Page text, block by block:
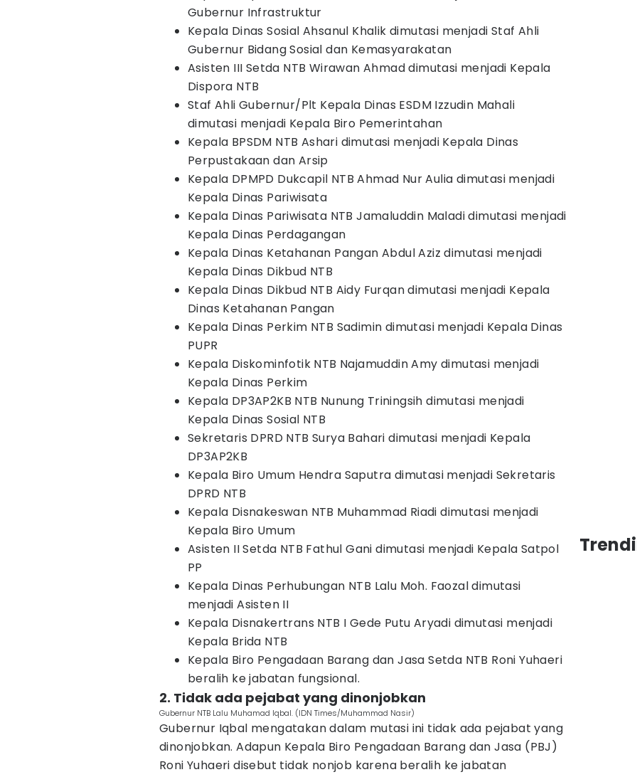
Gubernur Infrastruktur
Kepala Dinas Sosial Ahsanul Khalik dimutasi menjadi Staf Ahli
Gubernur Bidang Sosial dan Kemasyarakatan
Asisten III Setda NTB Wirawan Ahmad dimutasi menjadi Kepala
Dispora NTB
Staf Ahli Gubernur/Plt Kepala Dinas ESDM Izzudin Mahali
dimutasi menjadi Kepala Biro Pemerintahan
Kepala BPSDM NTB Ashari dimutasi menjadi Kepala Dinas
Perpustakaan dan Arsip
Kepala DPMPD Dukcapil NTB Ahmad Nur Aulia dimutasi menjadi
Kepala Dinas Pariwisata
Kepala Dinas Pariwisata NTB Jamaluddin Maladi dimutasi menjadi
Kepala Dinas Perdagangan
Kepala Dinas Ketahanan Pangan Abdul Aziz dimutasi menjadi
Kepala Dinas Dikbud NTB
Kepala Dinas Dikbud NTB Aidy Furqan dimutasi menjadi Kepala
Dinas Ketahanan Pangan
Kepala Dinas Perkim NTB Sadimin dimutasi menjadi Kepala Dinas
PUPR
Kepala Diskominfotik NTB Najamuddin Amy dimutasi menjadi
Kepala Dinas Perkim
Kepala DP3AP2KB NTB Nunung Triningsih dimutasi menjadi
Kepala Dinas Sosial NTB
Sekretaris DPRD NTB Surya Bahari dimutasi menjadi Kepala
DP3AP2KB
Kepala Biro Umum Hendra Saputra dimutasi menjadi Sekretaris
DPRD NTB
Kepala Disnakeswan NTB Muhammad Riadi dimutasi menjadi
Kepala Biro Umum
Asisten II Setda NTB Fathul Gani dimutasi menjadi Kepala Satpol
PP
Kepala Dinas Perhubungan NTB Lalu Moh. Faozal dimutasi
menjadi Asisten II
Kepala Disnakertrans NTB I Gede Putu Aryadi dimutasi menjadi
Kepala Brida NTB
Kepala Biro Pengadaan Barang dan Jasa Setda NTB Roni Yuhaeri
beralih ke jabatan fungsional.
2. Tidak ada pejabat yang dinonjobkan
Gubernur NTB Lalu Muhamad Iqbal. (IDN Times/Muhammad Nasir)
Gubernur Iqbal mengatakan dalam mutasi ini tidak ada pejabat yang
dinonjobkan. Adapun Kepala Biro Pengadaan Barang dan Jasa (PBJ)
Roni Yuhaeri disebut tidak nonjob karena beralih ke jabatan